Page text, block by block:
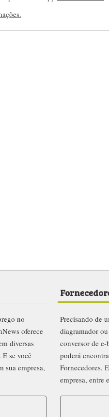
no
oferece
diversas
se você
sua empresa,
Precisando de
diagramador
conversor de
poderá
Fornecedores.
empresa, entre